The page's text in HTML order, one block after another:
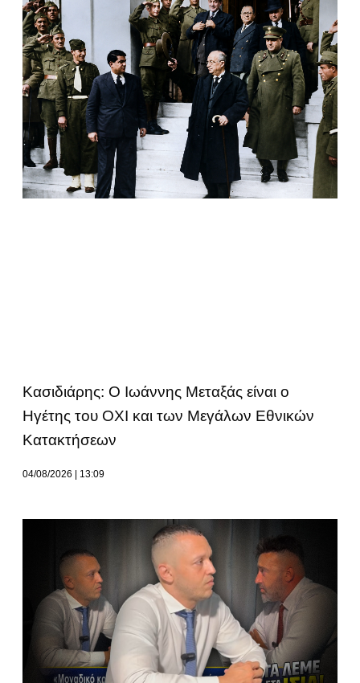
Κασιδιάρης: Ο Ιωάννης Μεταξάς είναι ο
Ηγέτης του ΟΧΙ και των Μεγάλων Εθνικών
Κατακτήσεων
04/08/2026 13:09